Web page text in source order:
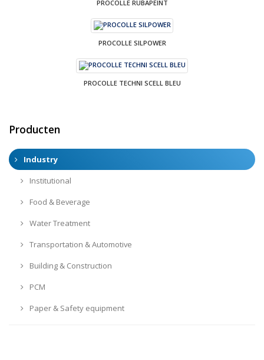
PROCOLLE RUBAPEINT
PROCOLLE SILPOWER
PROCOLLE TECHNI SCELL BLEU
Producten
Industry
Institutional
Food & Beverage
Water Treatment
Transportation & Automotive
Building & Construction
PCM
Paper & Safety equipment